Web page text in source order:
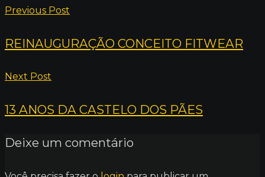
Previous Post
REINAUGURAÇÃO CONCEITO FITWEAR
Next Post
13 ANOS DA CASTELO DOS PÃES
Deixe um comentário